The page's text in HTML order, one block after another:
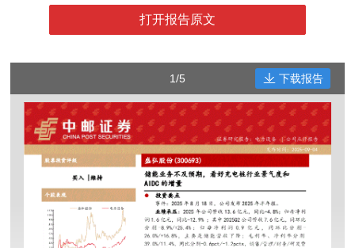
打开报告原文
1/5 下载报告